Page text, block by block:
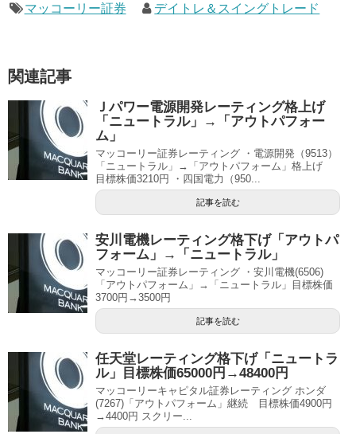
マッコーリー証券 デイトレ＆スイングトレード
関連記事
Ｊパワー電源開発レーティング格上げ
「ニュートラル」→「アウトパフォー
ム」
マッコーリー証券レーティング ・電源開発（9513）
「ニュートラル」→「アウトパフォーム」格上げ
目標株価3210円 ・四国電力（950...
記事を読む
安川電機レーティング格下げ「アウトパ
フォーム」→「ニュートラル」
マッコーリー証券レーティング ・安川電機(6506)
「アウトパフォーム」→「ニュートラル」目標株価
3700円→3500円
記事を読む
任天堂レーティング格下げ「ニュートラ
ル」目標株価65000円→48400円
マッコーリーキャピタル証券レーティング ホンダ
(7267)「アウトパフォーム」継続 目標株価4900円
→4400円 スクリー...